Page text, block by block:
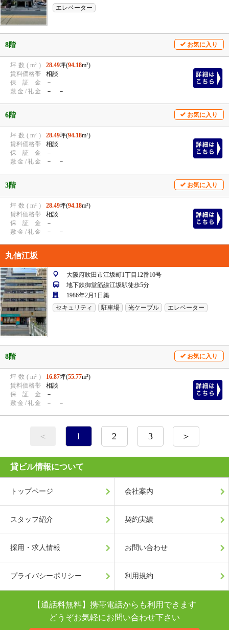
エレベーター
8階 お気に入り
坪 数 ( m² ) 28.49坪(94.18m²)
賃料価格帯
相談
保
証 金
－
敷 金 /礼金 － －
6階 お気に入り
坪 数 ( m² ) 28.49坪(94.18m²)
賃料価格帯
相談
保
証 金
－
敷 金 /礼金 － －
3階 お気に入り
坪 数 ( m² ) 28.49坪(94.18m²)
賃料価格帯
相談
保
証 金
－
敷 金 /礼金 － －
丸信江坂
大阪府吹田市江坂町1丁目12番10号
地下鉄御堂筋線江坂駅徒歩5分
1986年2月1日築
セキュリティ
駐車場 光ケーブル エレベーター
8階 お気に入り
坪 数 ( m² ) 16.87坪(55.77m²)
賃料価格帯
相談
保
証 金
－
敷 金 /礼金 － －
＜ 1 2 3 ＞
貸ビル情報について
トップページ 会社案内
スタッフ紹介 契約実績
採用・求人情報 お問い合わせ
プライバシーポリシー 利用規約
【通話料無料】携帯電話からも利用できます
どうぞお気軽にお問い合わせ下さい